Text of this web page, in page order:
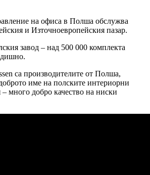
на офиса в Полша обслужва
и Източноевропейския пазар.
завод – над 500 000 комплекта
са производителите от Полша,
име на полските интериорни
– много добро качество на ниски